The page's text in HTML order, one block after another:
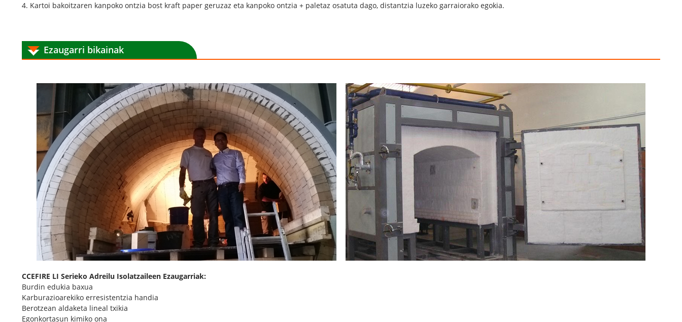
4. Kartoi bakoitzaren kanpoko ontzia bost kraft paper geruzaz eta kanpoko ontzia + paletaz osatuta dago, distantzia luzeko garraiorako egokia.
Ezaugarri bikainak
CCEFIRE LI Serieko Adreilu Isolatzaileen Ezaugarriak:
Burdin edukia baxua
Karburazioarekiko erresistentzia handia
Berotzean aldaketa lineal txikia
Egonkortasun kimiko ona